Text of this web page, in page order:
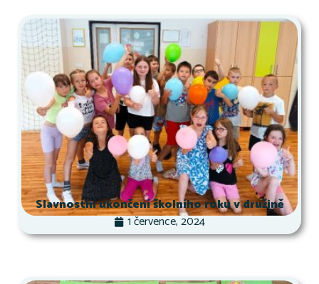
Slavnostní ukončení školního roku v družině
1 července, 2024